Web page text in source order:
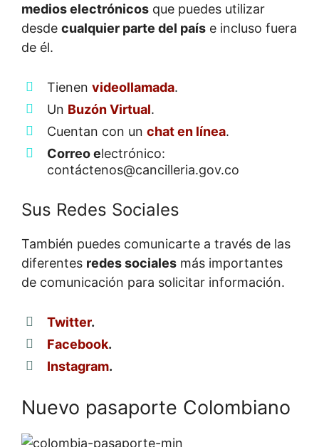
medios electrónicos que puedes utilizar
desde cualquier parte del país e incluso fuera
de él.
Tienen videollamada.
Un Buzón Virtual.
Cuentan con un chat en línea.
Correo electrónico:
contáctenos@cancilleria.gov.co
Sus Redes Sociales
También puedes comunicarte a través de las
diferentes redes sociales más importantes
de comunicación para solicitar información.
Twitter.
Facebook.
Instagram.
Nuevo pasaporte Colombiano